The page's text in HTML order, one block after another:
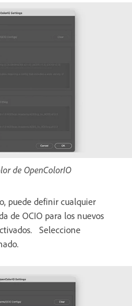
de OpenColorIO
puede definir cualquier
de OCIO para los nuevos
Seleccione